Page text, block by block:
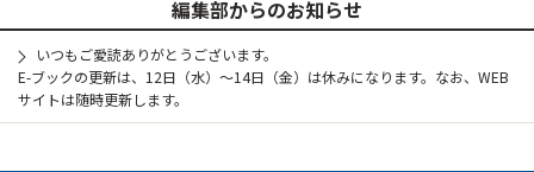
編集部からのお知らせ
いつもご愛読ありがとうございます。
E-ブックの更新は、12日（水）～14日（金）は休みになります。なお、WEB
サイトは随時更新します。